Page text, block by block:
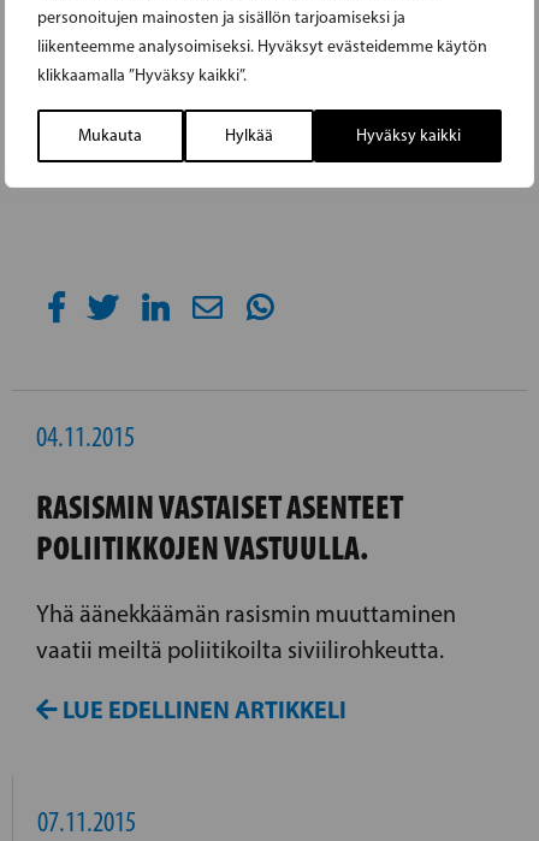
personoitujen mainosten ja sisällön tarjoamiseksi ja
liikenteemme analysoimiseksi. Hyväksyt evästeidemme käytön
klikkaamalla ”Hyväksy kaikki”.
Mukauta Hylkää Hyväksy kaikki
04.11.2015
RASISMIN VASTAISET ASENTEET
POLIITIKKOJEN VASTUULLA.
Yhä äänekkäämän rasismin muuttaminen
vaatii meiltä poliitikoilta siviilirohkeutta.
LUE EDELLINEN ARTIKKELI
07.11.2015